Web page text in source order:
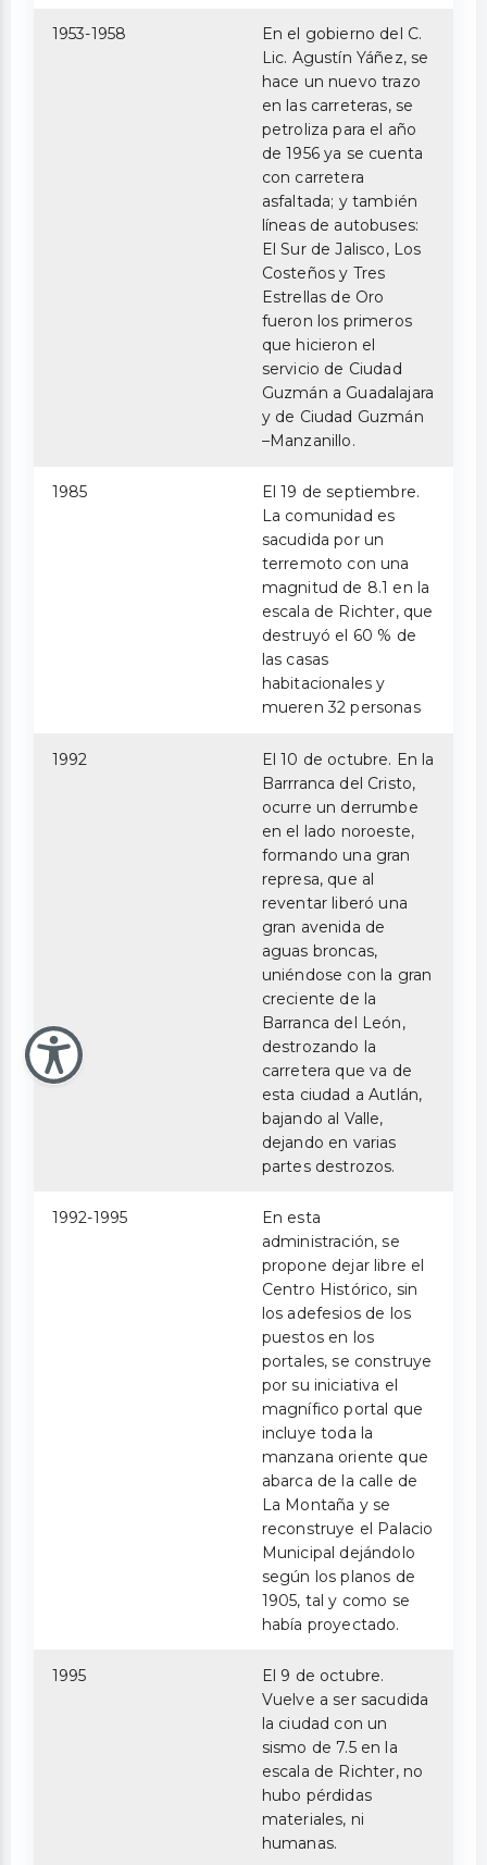
1953-1958
En el gobierno del C.
Lic. Agustín Yáñez, se
hace un nuevo trazo
en las carreteras, se
petroliza para el año
de 1956 ya se cuenta
con carretera
asfaltada; y también
líneas de autobuses:
El Sur de Jalisco, Los
Costeños y Tres
Estrellas de Oro
fueron los primeros
que hicieron el
servicio de Ciudad
Guzmán a Guadalajara
y de Ciudad Guzmán
–Manzanillo.
1985
El 19 de septiembre.
La comunidad es
sacudida por un
terremoto con una
magnitud de 8.1 en la
escala de Richter, que
destruyó el 60 % de
las casas
habitacionales y
mueren 32 personas
1992
El 10 de octubre. En la
Barrranca del Cristo,
ocurre un derrumbe
en el lado noroeste,
formando una gran
represa, que al
reventar liberó una
gran avenida de
aguas broncas,
uniéndose con la gran
creciente de la
Barranca del León,
destrozando la
carretera que va de
esta ciudad a Autlán,
bajando al Valle,
dejando en varias
partes destrozos.
1992-1995
En esta
administración, se
propone dejar libre el
Centro Histórico, sin
los adefesios de los
puestos en los
portales, se construye
por su iniciativa el
magnífico portal que
incluye toda la
manzana oriente que
abarca de la calle de
La Montaña y se
reconstruye el Palacio
Municipal dejándolo
según los planos de
1905, tal y como se
había proyectado.
1995
El 9 de octubre.
Vuelve a ser sacudida
la ciudad con un
sismo de 7.5 en la
escala de Richter, no
hubo pérdidas
materiales, ni
humanas.